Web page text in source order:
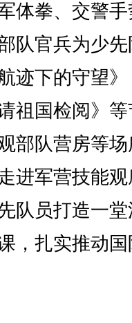
体拳、交警
队官兵为少
迹下的守望
祖国检阅》
部队营房等
进军营技能
队员打造一
，扎实推动